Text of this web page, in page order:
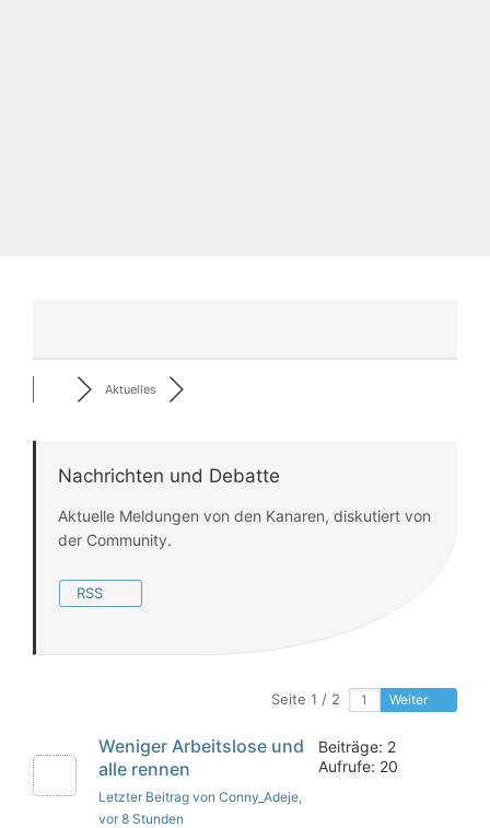
Aktuelles
Nachrichten und Debatte
Aktuelle Meldungen von den Kanaren, diskutiert von
der Community.
RSS
Seite 1 / 2 Weiter
Weniger Arbeitslose und
alle rennen
Letzter Beitrag von Conny_Adeje,
vor 8 Stunden
Beiträge: 2
Aufrufe: 20